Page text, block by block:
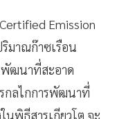
Emission
ริมาณก๊าซเรือน
พัฒนาที่สะอาด
กลไกการพัฒนาที่
นพิธีสารเกียวโต จะ